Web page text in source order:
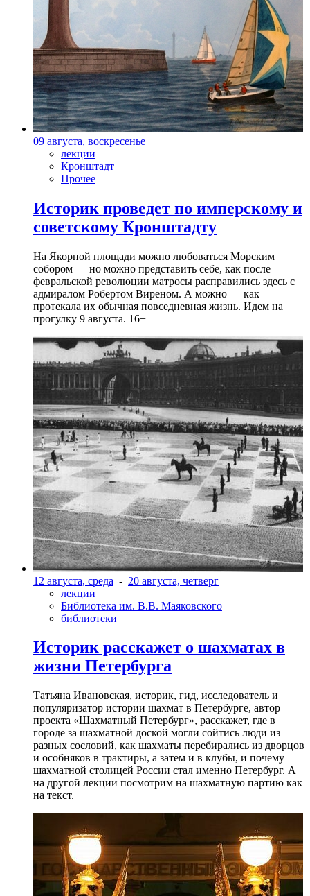
09 августа, воскресенье
лекции
Кронштадт
Прочее
Историк проведет по имперскому и
советскому Кронштадту
На Якорной площади можно любоваться Морским
собором — но можно представить себе, как после
февральской революции матросы расправились здесь с
адмиралом Робертом Виреном. А можно — как
протекала их обычная повседневная жизнь. Идем на
прогулку 9 августа. 16+
12 августа, среда - 20 августа, четверг
лекции
Библиотека им. В.В. Маяковского
библиотеки
Историк расскажет о шахматах в
жизни Петербурга
Татьяна Ивановская, историк, гид, исследователь и
популяризатор истории шахмат в Петербурге, автор
проекта «Шахматный Петербург», расскажет, где в
городе за шахматной доской могли сойтись люди из
разных сословий, как шахматы перебирались из дворцов
и особняков в трактиры, а затем и в клубы, и почему
шахматной столицей России стал именно Петербург. А
на другой лекции посмотрим на шахматную партию как
на текст.